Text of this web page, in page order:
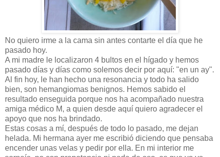
No quiero irme a la cama sin antes contarte el día que he
pasado hoy.
A mi madre le localizaron 4 bultos en el hígado y hemos
pasado días y días como solemos decir por aquí: "en un ay".
Al fin hoy, le han hecho una resonancia y todo ha salido
bien, son hemangiomas benignos. Hemos sabido el
resultado enseguida porque nos ha acompañado nuestra
amiga médico M, a quien desde aquí quiero agradecer el
apoyo que nos ha brindado.
Estas cosas a mí, después de todo lo pasado, me dejan
helada. Mi hermana ayer me escribió diciendo que pensaba
encender unas velas y pedir por ella. En mi interior me